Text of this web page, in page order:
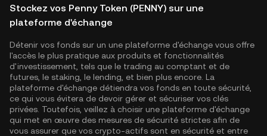
Stockez vos Penny Token (PENNY) sur une
plateforme d'échange
Détenir vos fonds sur un une plateforme d'échange vous offre
l'accès le plus pratique aux produits et fonctionnalités
d'investissement, tels que le trading au comptant et de
futures, le staking, le lending, et bien plus encore. La
plateforme d'échange détiendra vos fonds en toute sécurité,
ce qui vous évitera de devoir gérer et sécuriser vos clés
privées. Toutefois, veillez à choisir une plateforme d'échange
qui met en œuvre des mesures de sécurité strictes afin de
vous assurer que vos crypto-actifs sont en sécurité et entre